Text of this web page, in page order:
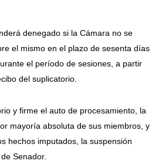
denegado si la Cámara no se
el mismo en el plazo de sesenta días
el período de sesiones, a partir
del suplicatorio.
y firme el auto de procesamiento, la
mayoría absoluta de sus miembros, y
hechos imputados, la suspensión
Senador.